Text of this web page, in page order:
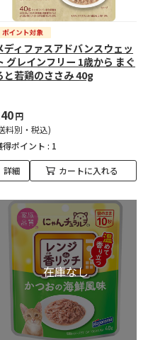
ディファスアドバンスウェッ
グレインフリー 1歳から まぐ
と若鶏のささみ 40g
円
料別・税込)
得ポイント : 1
詳細 カートに入れる